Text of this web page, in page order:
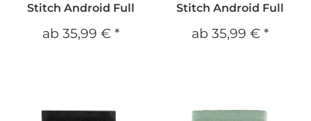
Stitch Android Full
ab35,99 €*
Stitch Android Full
ab 35,99 € *